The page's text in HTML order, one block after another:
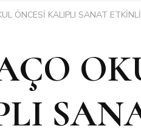
ÖNCESİ KALIPLI SANAT